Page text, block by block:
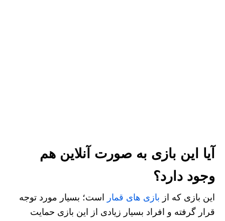
آیا این بازی به صورت آنلاین هم
وجود دارد؟
این بازی که از بازی های قمار
است؛ بسیار مورد توجه
قرار گرفته و افراد بسیار زیادی از این بازی حمایت